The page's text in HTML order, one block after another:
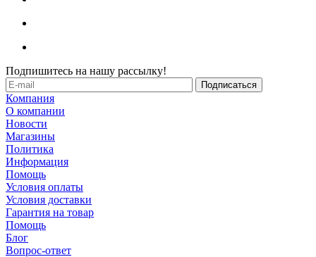
Подпишитесь на нашу рассылку!
Компания
О компании
Новости
Магазины
Политика
Информация
Помощь
Условия оплаты
Условия доставки
Гарантия на товар
Помощь
Блог
Вопрос-ответ